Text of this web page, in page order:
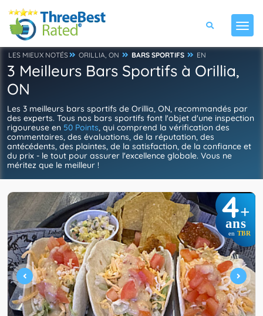
LES MIEUX NOTÉS ORILLIA, ON BARS SPORTIFS EN
3 Meilleurs Bars Sportifs à Orillia,
ON
Les 3 meilleurs bars sportifs de Orillia, ON, recommandés par
des experts. Tous nos bars sportifs font l'objet d'une inspection
rigoureuse en 50 Points, qui comprend la vérification des
commentaires, des évaluations, de la réputation, des
antécédents, des plaintes, de la satisfaction, de la confiance et
du prix - le tout pour assurer l'excellence globale. Vous ne
méritez que le meilleur !
4+
ans
en TBR